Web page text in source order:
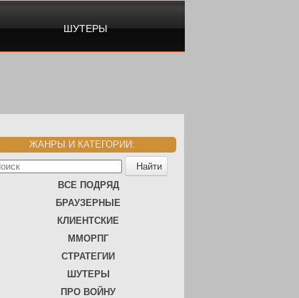
ШУТЕРЫ
ЖАНРЫ И КАТЕГОРИИ:
ВСЕ ПОДРЯД
БРАУЗЕРНЫЕ
КЛИЕНТСКИЕ
ММОРПГ
СТРАТЕГИИ
ШУТЕРЫ
ПРО ВОЙНУ